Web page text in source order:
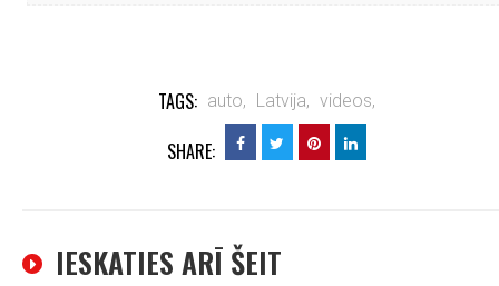
TAGS: auto, Latvija, videos,
SHARE:
IESKATIES ARĪ ŠEIT